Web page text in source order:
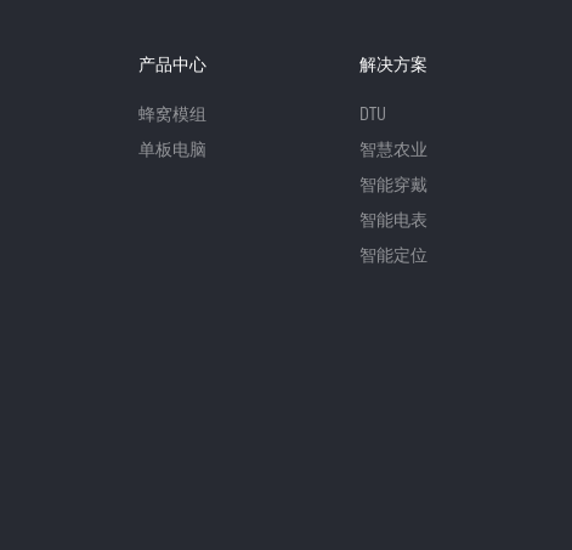
产品中心
蜂窝模组
单板电脑
解决方案
DTU
智慧农业
智能穿戴
智能电表
智能定位